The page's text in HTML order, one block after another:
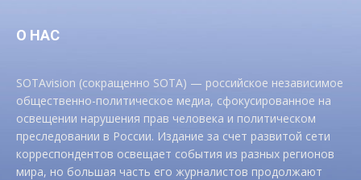
О НАС
SOTAvision (сокращенно SOTA) — российское независимое
общественно-политическое медиа, сфокусированное на
освещении нарушения прав человека и политическом
преследовании в России. Издание за счет развитой сети
корреспондентов освещает события из разных регионов
мира, но большая часть его журналистов продолжают